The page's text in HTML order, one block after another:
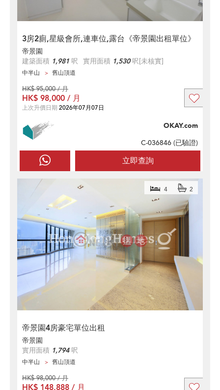
3房2廁,星級會所,連車位,露台《帝景園出租單位》
帝景園
建築面積 1,981 呎 實用面積 1,530呎[未核實]
中半山 舊山頂道
立即查詢
OKAY.com
C-036846 (已驗證)
HK$ 95,000 / 月
HK$ 98,000 / 月
上次升價日期 2026年07月07日
帝景園4房豪宅單位出租
4 2
帝景園
實用面積 1,794呎
中半山 舊山頂道
HK$ 98,000 / 月
HK$ 148,888 / 月